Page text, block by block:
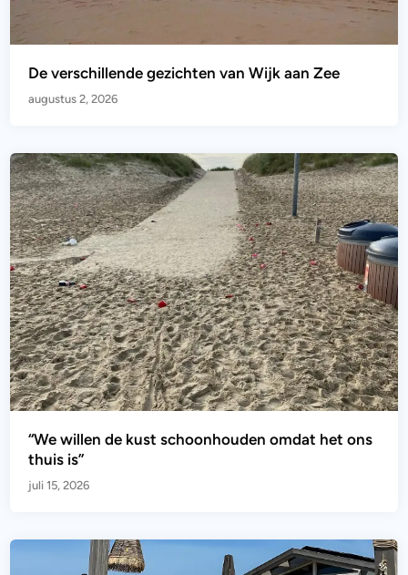
De verschillende gezichten van Wijk aan Zee
augustus 2, 2026
“We willen de kust schoonhouden omdat het ons
thuis is”
juli 15, 2026